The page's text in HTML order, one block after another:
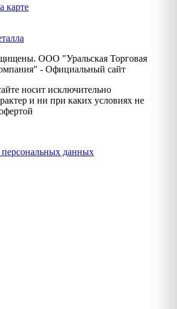
карте
ООО "Уральская Торговая
- Официальный сайт
носит исключительно
и ни при каких условиях не
данных